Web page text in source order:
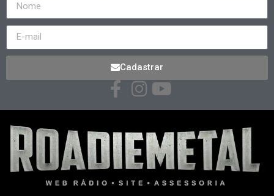
Cadastrar